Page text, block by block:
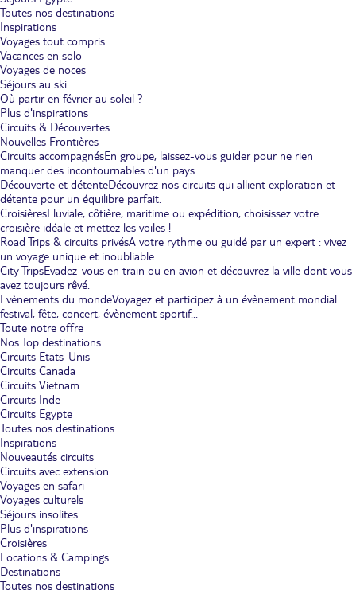
Toutes nos destinations
Inspirations
Voyages tout compris
Vacances en solo
Voyages de noces
Séjours au ski
Où partir en février au soleil ?
Plus d'inspirations
Circuits & Découvertes
Nouvelles Frontières
Circuits accompagnésEn groupe, laissez-vous guider pour ne rien
manquer des incontournables d'un pays.
Découverte et détenteDécouvrez nos circuits qui allient exploration et
détente pour un équilibre parfait.
CroisièresFluviale, côtière, maritime ou expédition, choisissez votre
croisière idéale et mettez les voiles !
Road Trips & circuits privésA votre rythme ou guidé par un expert : vivez
un voyage unique et inoubliable.
City TripsEvadez-vous en train ou en avion et découvrez la ville dont vous
avez toujours rêvé.
Evènements du mondeVoyagez et participez à un évènement mondial :
festival, fête, concert, évènement sportif...
Toute notre offre
Nos Top destinations
Circuits Etats-Unis
Circuits Canada
Circuits Vietnam
Circuits Inde
Circuits Egypte
Toutes nos destinations
Inspirations
Nouveautés circuits
Circuits avec extension
Voyages en safari
Voyages culturels
Séjours insolites
Plus d'inspirations
Croisières
Locations & Campings
Destinations
Toutes nos destinations